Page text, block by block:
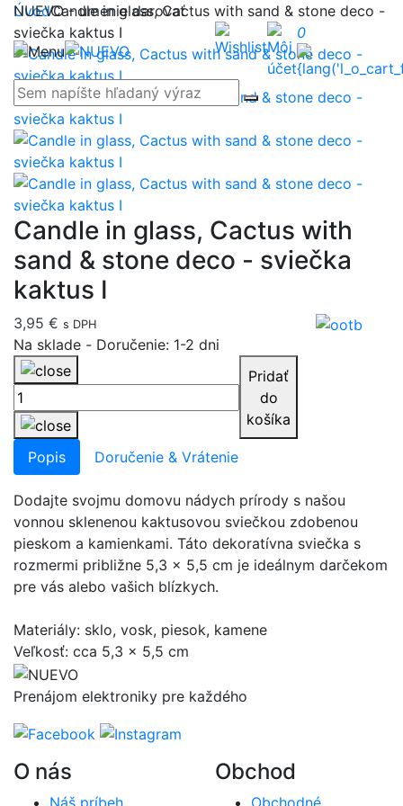
NUEVO - umenie darovať
0
ÚvodCandle in glass, Cactus with sand & stone deco -
sviečka kaktus I
Candle in glass, Cactus with
sand & stone deco - sviečka
kaktus I
3,95 € s DPH
Na sklade - Doručenie: 1-2 dni
Pridať
do
košíka
Popis Doručenie & Vrátenie
Dodajte svojmu domovu nádych prírody s našou
vonnou sklenenou kaktusovou sviečkou zdobenou
pieskom a kamienkami. Táto dekoratívna sviečka s
rozmermi približne 5,3 x 5,5 cm je ideálnym darčekom
pre vás alebo vašich blízkych.
Materiály: sklo, vosk, piesok, kamene
Veľkosť: cca 5,3 x 5,5 cm
Prenájom elektroniky pre každého
O nás
Náš príbeh
Obchod
Obchodné